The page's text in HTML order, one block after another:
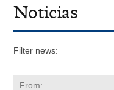
Noticias
Filter news: